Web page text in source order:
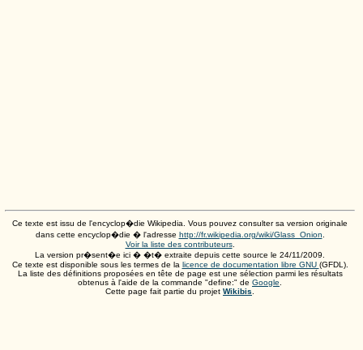
Ce texte est issu de l'encyclop�die Wikipedia. Vous pouvez consulter sa version originale
dans cette encyclop�die � l'adresse http://fr.wikipedia.org/wiki/Glass_Onion
Voir la liste des contributeurs.
La version pr�sent�e ici � �t� extraite depuis cette source le 24/11/2009
Ce texte est disponible sous les termes de la licence de documentation libre GNU (GFDL).
La liste des définitions proposées en tête de page est une sélection parmi les résultats
obtenus à l'aide de la commande "define:" de Google
Cette page fait partie du projet Wikibis